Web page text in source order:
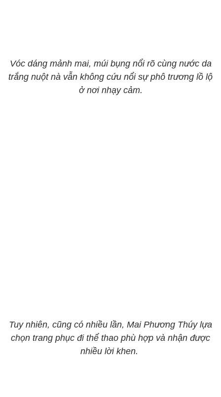
Vóc dáng mảnh mai, múi bụng nổi rõ cùng nước da
trắng nuột nà vẫn không cứu nổi sự phô trương lồ lộ
ở nơi nhạy cảm.
Tuy nhiên, cũng có nhiều lần, Mai Phương Thúy lựa
chọn trang phục đi thể thao phù hợp và nhận được
nhiều lời khen.